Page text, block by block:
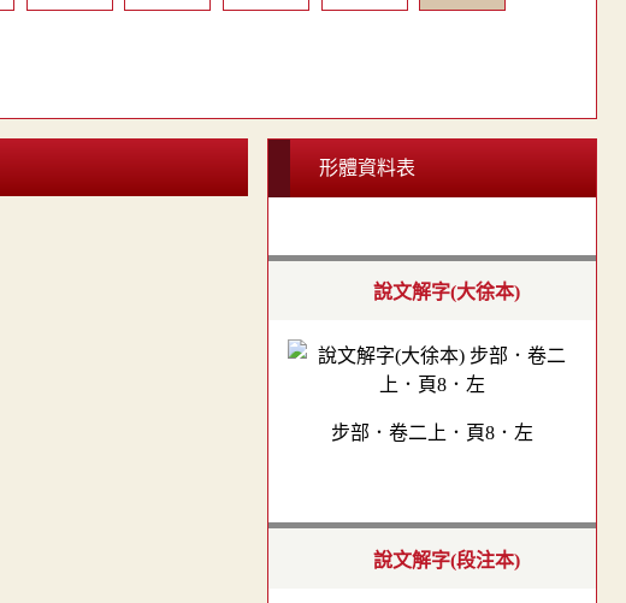
形體資料表
說文解字(大徐本)
步部．卷二上．頁8．左
說文解字(段注本)